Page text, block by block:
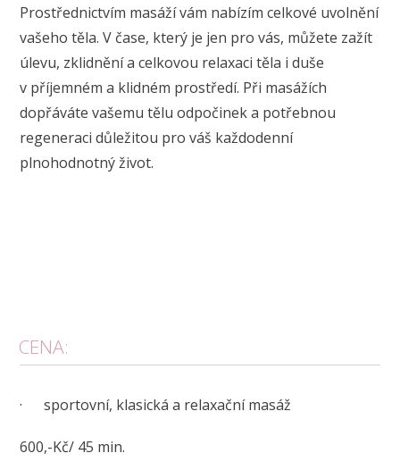
Prostřednictvím masáží vám nabízím celkové uvolnění
vašeho těla. V čase, který je jen pro vás, můžete zažít
úlevu, zklidnění a celkovou relaxaci těla i duše
v příjemném a klidném prostředí. Při masážích
dopřáváte vašemu tělu odpočinek a potřebnou
regeneraci důležitou pro váš každodenní
plnohodnotný život.
CENA:
· sportovní, klasická a relaxační masáž
600,-Kč/ 45 min.